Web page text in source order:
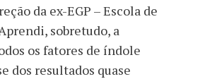
da ex-EGP – Escola de
sobretudo, a
os fatores de índole
dos resultados quase